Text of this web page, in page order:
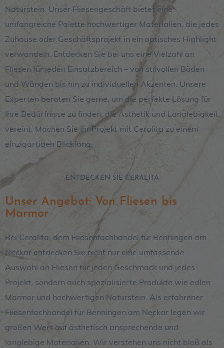
Naturstein. Unser Fliesengeschäft bietet eine
umfangreiche Palette hochwertiger Materialien, die jedes
Zuhause oder Geschäftsprojekt in ein optisches Highlight
verwandeln. Entdecken Sie bei uns eine Vielzahl an
Fliesen für jeden Einsatzbereich – von stilvollen Böden
und Wänden bis hin zu individuellen Akzenten. Unsere
Experten beraten Sie gerne, um die perfekte Lösung für
Ihre Bedürfnisse zu finden, die Ästhetik und Langlebigkeit
vereint. Machen Sie Ihr Projekt mit Ceralita zu einem
einzigartigen Blickfang.
ENTDECKEN SIE CERALITA
Unser Angebot: Von Fliesen bis
Marmor
Bei Ceralita, dem Fliesenfachhandel für Benningen am
Neckar entdecken Sie nicht nur eine umfassende
Auswahl an Fliesen für jeden Geschmack und jedes
Projekt, sondern auch spezialisierte Produkte wie edlen
Marmor und hochwertigen Naturstein. Als erfahrener
Fliesenfachhandel für Benningen am Neckar legen wir
großen Wert auf ästhetisch ansprechende und
langlebige Materialien. Wir verstehen uns nicht bloß als